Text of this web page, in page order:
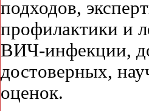
подходов,
профилактики и
ВИЧ-инфекции,
достоверных,
оценок.